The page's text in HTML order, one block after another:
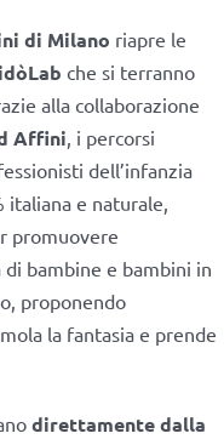
di Milano riapre le
che si terranno
alla collaborazione
Affini, i percorsi
dell’infanzia
italiana e naturale,
promuovere
di bambine e bambini in
proponendo
la fantasia e prende
direttamente dalla